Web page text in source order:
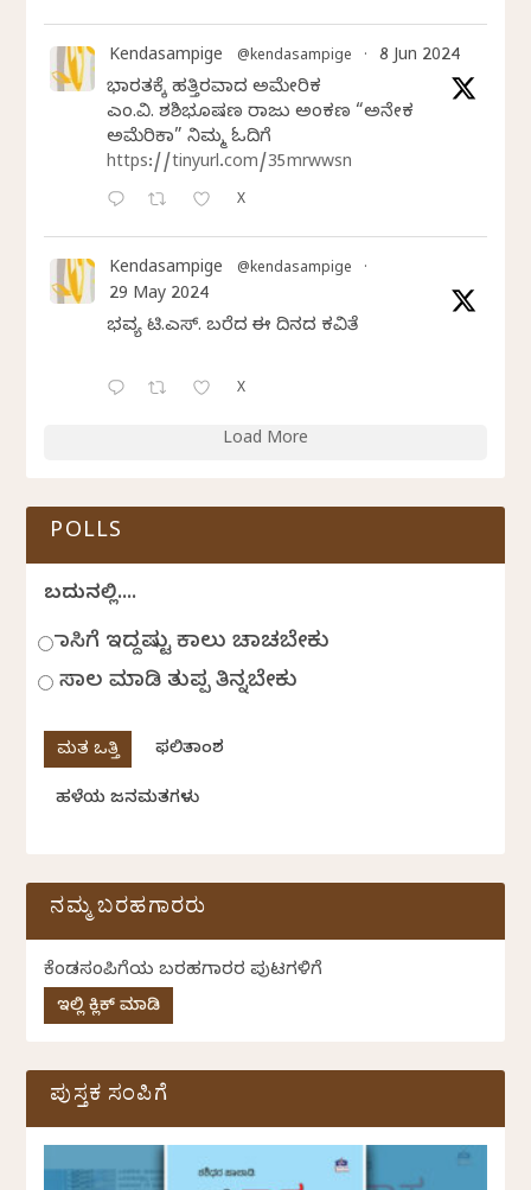
Kendasampige @kendasampige · 8 Jun 2024
ಭಾರತಕ್ಕೆ ಹತ್ತಿರವಾದ ಅಮೇರಿಕ
ಎಂ.ವಿ. ಶಶಿಭೂಷಣ ರಾಜು ಅಂಕಣ “ಅನೇಕ
ಅಮೆರಿಕಾ” ನಿಮ್ಮ ಓದಿಗೆ
https://tinyurl.com/35mrwwsn
X
Kendasampige @kendasampige ·
29 May 2024
ಭವ್ಯ ಟಿ.ಎಸ್. ಬರೆದ ಈ ದಿನದ ಕವಿತೆ
X
Load More
POLLS
ಬದುಕಿನಲ್ಲಿ....
ಹಾಸಿಗೆ ಇದ್ದಷ್ಟು ಕಾಲು ಚಾಚಬೇಕು
ಸಾಲ ಮಾಡಿ ತುಪ್ಪ ತಿನ್ನಬೇಕು
ಫಲಿತಾಂಶ
ಹಳೆಯ ಜನಮತಗಳು
ನಮ್ಮ ಬರಹಗಾರರು
ಕೆಂಡಸಂಪಿಗೆಯ ಬರಹಗಾರರ ಪುಟಗಳಿಗೆ
ಇಲ್ಲಿ ಕ್ಲಿಕ್ ಮಾಡಿ
ಪುಸ್ತಕ ಸಂಪಿಗೆ